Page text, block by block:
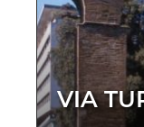
VIA